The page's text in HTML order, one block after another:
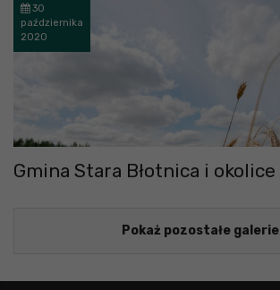
30
października
2020
Gmina Stara Błotnica i okolice
Pokaż pozostałe galerie